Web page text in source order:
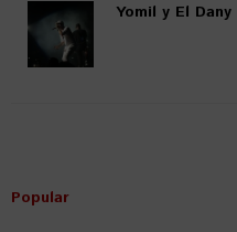
Yomil y El
Popular